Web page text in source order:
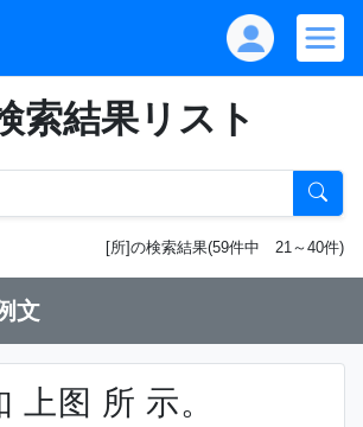
索結果リスト
[所]の検索結果(59件中 21～40件)
文
上图 所 示。